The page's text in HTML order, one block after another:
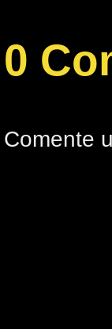
0
Comente